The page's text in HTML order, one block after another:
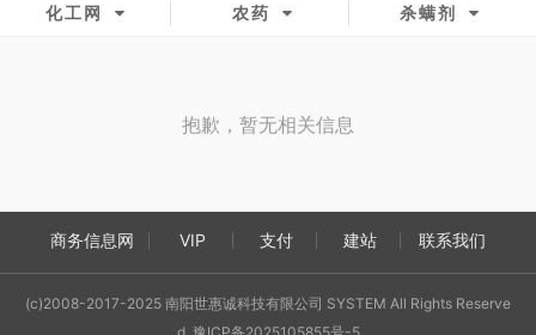
化工网 农药 杀螨剂
抱歉，暂无相关信息
商务信息网 VIP 支付 建站 联系我们
(c)2008-2017-2025 南阳世惠诚科技有限公司 SYSTEM All Rights Reserve